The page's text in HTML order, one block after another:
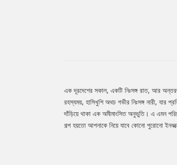
Tab
Article
এক দূরদেশের সকাল, একটি নিঃসঙ্গ রাত, আর
রহস্যময়, হাসিখুশি অথচ গভীর নিঃসঙ্গ নারী, যার
দাঁড়িয়ে থাকা এক অমীমাংসিত অনুভুতি। এ এমন
গল্প হয়তো আপনাকে নিয়ে যাবে কোনো পুরোনো